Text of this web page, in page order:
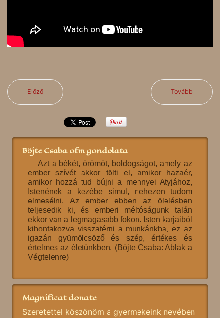
Előző Tovább
Böjte Csaba ofm gondolata
Azt a békét, örömöt, boldogságot, amely az
ember szívét akkor tölti el, amikor hazaér,
amikor hozzá tud bújni a mennyei Atyjához,
Istenének a kezébe simul, nehezen tudom
elmesélni. Az ember ebben az ölelésben
teljesedik ki, és emberi méltóságunk talán
ekkor van a legmagasabb fokon. Isten karjaiból
kibontakozva visszatérni a munkánkba, ez az
igazán gyümölcsöző és szép, értékes és
értelmes az életünkben. (Böjte Csaba: Ablak a
Végtelenre)
Magnificat donate
Szeretettel köszönöm a gyermekeink nevében